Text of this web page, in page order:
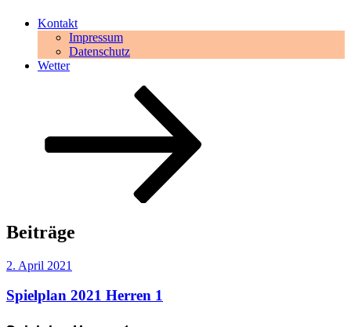
Kontakt
Impressum
Datenschutz
Wetter
Beiträge
Veröffentlicht
2. April 2021
Spielplan 2021 Herren 1